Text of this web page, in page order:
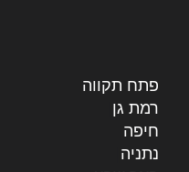
פתח תקווה
רמת גן
חיפה
נתניה